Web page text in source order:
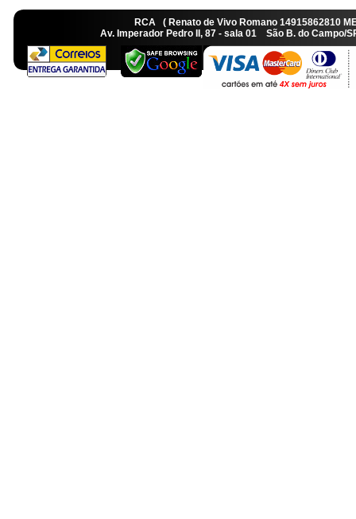
RCA ( Renato de Vivo Romano
Av. Imperador Pedro II, 87 - sala 01 São B. do